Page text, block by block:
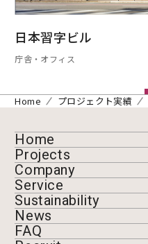
日本習字ビル
庁舎・オフィス
Home プロジェクト実績
Home
Projects
Company
Service
Sustainability
News
FAQ